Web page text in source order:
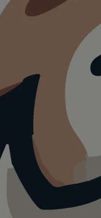
Visualisierung · KI